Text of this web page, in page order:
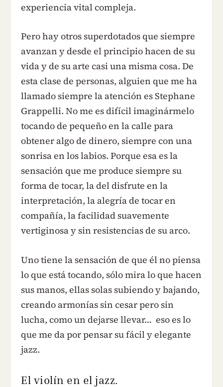
experiencia vital compleja.
Pero hay otros superdotados que siempre
avanzan y desde el principio hacen de su
vida y de su arte casi una misma cosa. De
esta clase de personas, alguien que me ha
llamado siempre la atención es Stephane
Grappelli. No me es difícil imaginármelo
tocando de pequeño en la calle para
obtener algo de dinero, siempre con una
sonrisa en los labios. Porque esa es la
sensación que me produce siempre su
forma de tocar, la del disfrute en la
interpretación, la alegría de tocar en
compañía, la facilidad suavemente
vertiginosa y sin resistencias de su arco.
Uno tiene la sensación de que él no piensa
lo que está tocando, sólo mira lo que hacen
sus manos, ellas solas subiendo y bajando,
creando armonías sin cesar pero sin
lucha, como un dejarse llevar… eso es lo
que me da por pensar su fácil y elegante
jazz.
El violín en el jazz.